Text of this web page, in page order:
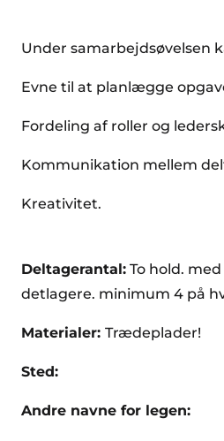
Under samarbejdsøvelsen
Evne til at planlægge
Fordeling af roller og
Kommunikation mellem
Kreativitet.
Deltagerantal: To hold.
detlagere. minimum 4 på
Materialer: Trædeplader!
Sted:
Andre navne for legen: